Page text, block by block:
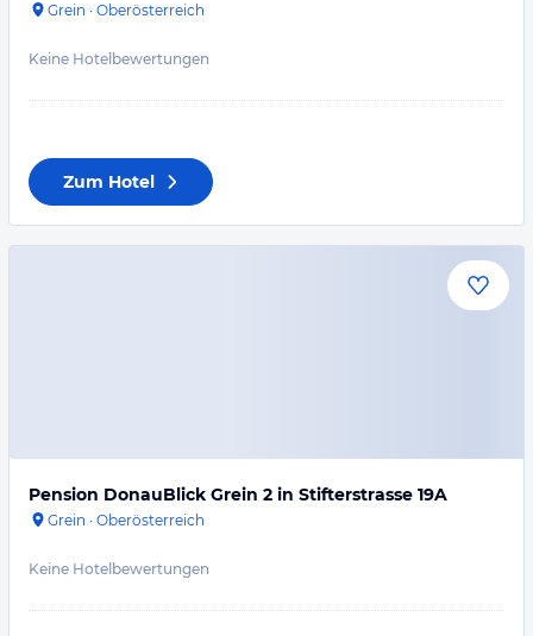
Grein · Oberösterreich
Keine Hotelbewertungen
Zum Hotel
Pension DonauBlick Grein 2 in Stifterstrasse 19A
Grein · Oberösterreich
Keine Hotelbewertungen